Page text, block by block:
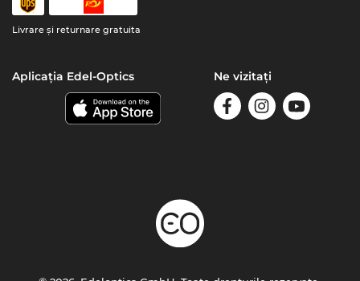
Livrare şi returnare gratuita
Aplicația Edel-Optics Ne vizitați